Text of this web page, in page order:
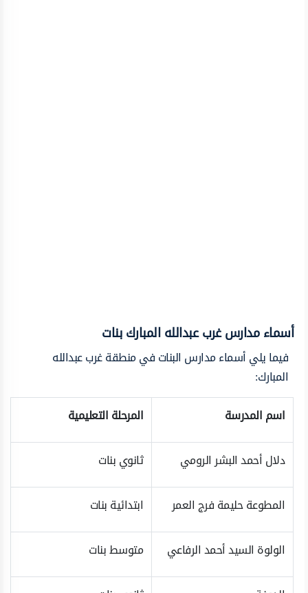
أسماء مدارس غرب عبدالله المبارك بنات
فيما يلي أسماء مدارس البنات في منطقة غرب عبدالله
المبارك:
اسم المدرسة
المرحلة التعليمية
دلال أحمد البشر الرومي ثانوي بنات
المطوعة حليمة فرج العمر ابتدائية بنات
الولوة السيد أحمد الرفاعي متوسط بنات